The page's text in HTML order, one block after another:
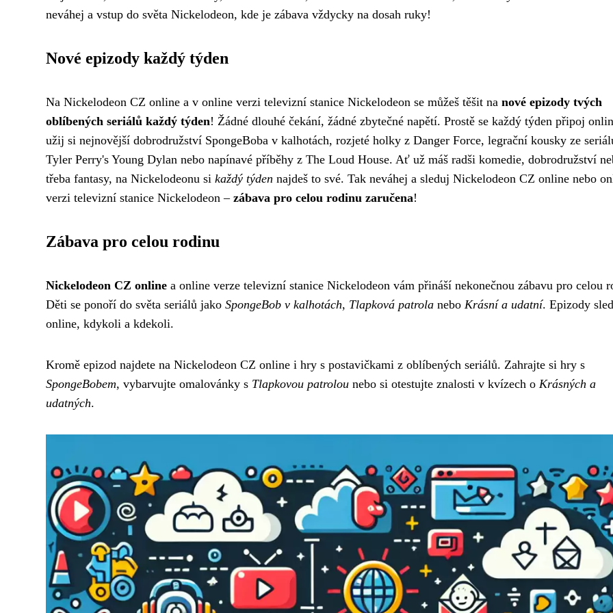
neváhej a vstup do světa Nickelodeon, kde je zábava vždycky na dosah ruky!
Nové epizody každý týden
Na Nickelodeon CZ online a v online verzi televizní stanice Nickelodeon se můžeš těšit na nové epizody tvých
oblíbených seriálů každý týden! Žádné dlouhé čekání, žádné zbytečné napětí. Prostě se každý týden připoj
užij si nejnovější dobrodružství SpongeBoba v kalhotách, rozjeté holky z Danger Force, legrační kousky ze
Tyler Perry's Young Dylan nebo napínavé příběhy z The Loud House. Ať už máš radši komedie, dobrodružství
třeba fantasy, na Nickelodeonu si každý týden najdeš to své. Tak neváhej a sleduj Nickelodeon CZ online nebo
verzi televizní stanice Nickelodeon – zábava pro celou rodinu zaručena!
Zábava pro celou rodinu
Nickelodeon CZ online a online verze televizní stanice Nickelodeon vám přináší nekonečnou zábavu pro celou
Děti se ponoří do světa seriálů jako SpongeBob v kalhotách, Tlapková patrola nebo Krásní a udatní. Epizody
online, kdykoli a kdekoli.
Kromě epizod najdete na Nickelodeon CZ online i hry s postavičkami z oblíbených seriálů. Zahrajte si hry s
SpongeBobem, vybarvujte omalovánky s Tlapkovou patrolou nebo si otestujte znalosti v kvízech o Krásných a
udatných.